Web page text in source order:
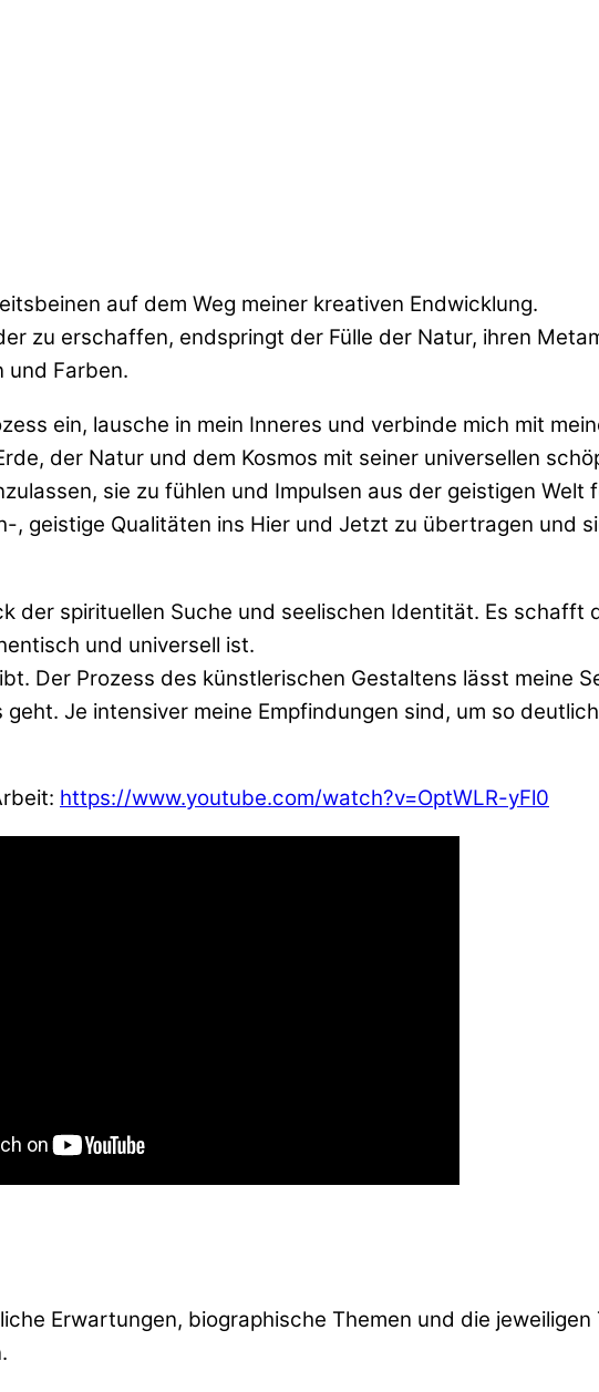
auf dem Weg meiner kreativen Endwicklung.
zu erschaffen, endspringt der Fülle der Natur, ihren
und Farben.
ein, lausche in mein Inneres und verbinde mich mit
der Natur und dem Kosmos mit seiner universellen
sie zu fühlen und Impulsen aus der geistigen Welt
geistige Qualitäten ins Hier und Jetzt zu übertragen und
der spirituellen Suche und seelischen Identität. Es schafft
und universell ist.
Der Prozess des künstlerischen Gestaltens lässt meine
Je intensiver meine Empfindungen sind, um so
https://www.youtube.com/watch?v=OptWLR-yFl0
Erwartungen, biographische Themen und die jeweiligen